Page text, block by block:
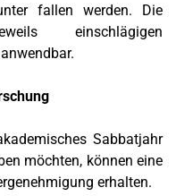
fallen werden. Die
einschlägigen
Sabbatjahr
möchten, können eine
erhalten.